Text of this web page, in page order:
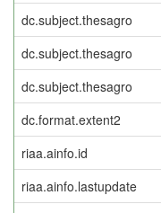
dc.subject.thesagro
dc.subject.thesagro
dc.subject.thesagro
dc.format.extent2
riaa.ainfo.id
riaa.ainfo.lastupdate